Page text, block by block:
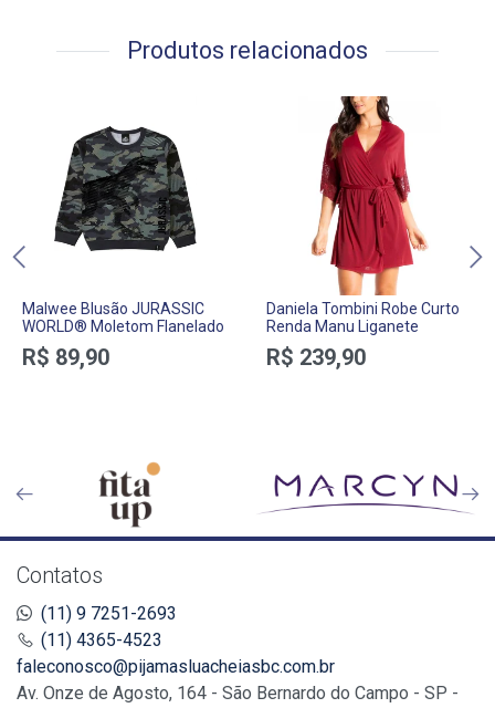
Produtos relacionados
Malwee Blusão JURASSIC
WORLD® Moletom Flanelado
R$ 89,90
Daniela Tombini Robe Curto
Renda Manu Liganete
R$ 239,90
Contatos
(11) 9 7251-2693
(11) 4365-4523
faleconosco@pijamasluacheiasbc.com.br
Av. Onze de Agosto, 164 - São Bernardo do Campo - SP -